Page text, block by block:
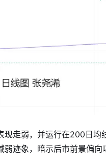
现走弱，并运行在200日
弱迹象，暗示后市前景偏